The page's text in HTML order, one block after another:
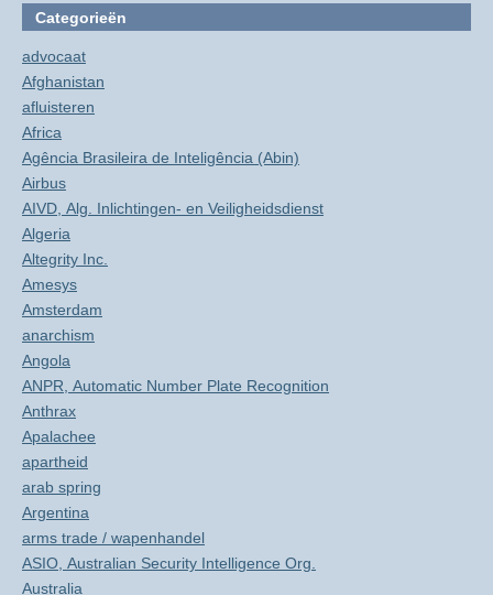
Categorieën
advocaat
Afghanistan
afluisteren
Africa
Agência Brasileira de Inteligência (Abin)
Airbus
AIVD, Alg. Inlichtingen- en Veiligheidsdienst
Algeria
Altegrity Inc.
Amesys
Amsterdam
anarchism
Angola
ANPR, Automatic Number Plate Recognition
Anthrax
Apalachee
apartheid
arab spring
Argentina
arms trade / wapenhandel
ASIO, Australian Security Intelligence Org.
Australia